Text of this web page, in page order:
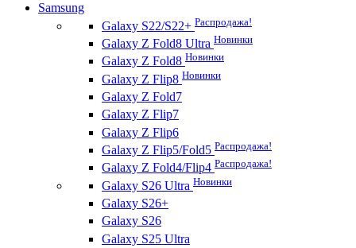
Samsung
Galaxy S22/S22+ Распродажа!
Galaxy Z Fold8 Ultra Новинки
Galaxy Z Fold8 Новинки
Galaxy Z Flip8 Новинки
Galaxy Z Fold7
Galaxy Z Flip7
Galaxy Z Flip6
Galaxy Z Flip5/Fold5 Распродажа!
Galaxy Z Fold4/Flip4 Распродажа!
Galaxy S26 Ultra Новинки
Galaxy S26+
Galaxy S26
Galaxy S25 Ultra